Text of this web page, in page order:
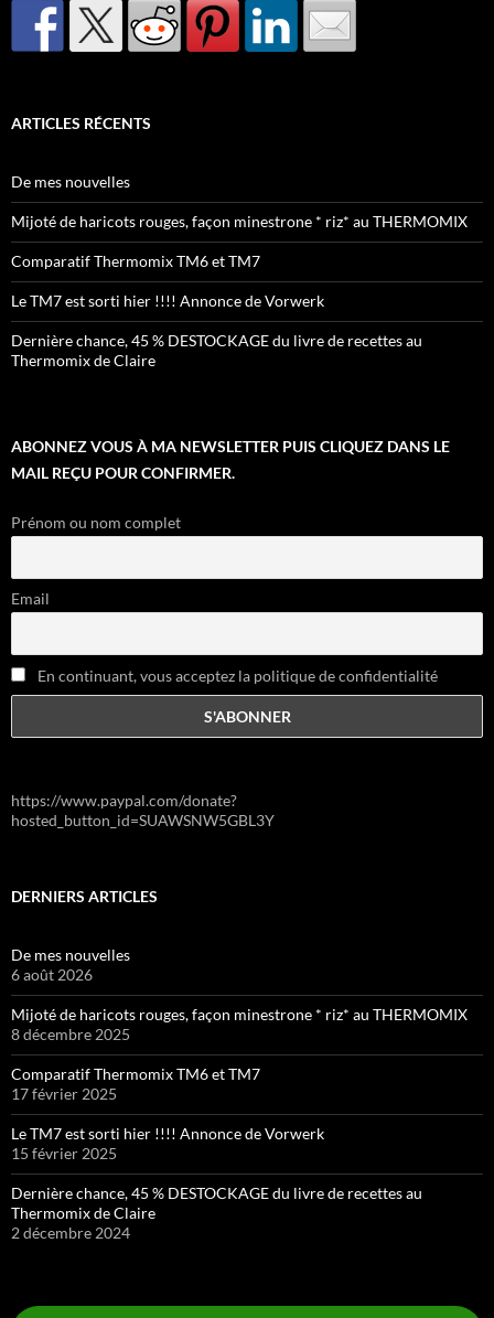
ARTICLES RÉCENTS
De mes nouvelles
Mijoté de haricots rouges, façon minestrone * riz* au THERMOMIX
Comparatif Thermomix TM6 et TM7
Le TM7 est sorti hier !!!! Annonce de Vorwerk
Dernière chance, 45 % DESTOCKAGE du livre de recettes au
Thermomix de Claire
ABONNEZ VOUS À MA NEWSLETTER PUIS CLIQUEZ DANS LE
MAIL REÇU POUR CONFIRMER.
Prénom ou nom complet
Email
En continuant, vous acceptez la politique de confidentialité
https://www.paypal.com/donate?
hosted_button_id=SUAWSNW5GBL3Y
DERNIERS ARTICLES
De mes nouvelles
6 août 2026
Mijoté de haricots rouges, façon minestrone * riz* au THERMOMIX
8 décembre 2025
Comparatif Thermomix TM6 et TM7
17 février 2025
Le TM7 est sorti hier !!!! Annonce de Vorwerk
15 février 2025
Dernière chance, 45 % DESTOCKAGE du livre de recettes au
Thermomix de Claire
2 décembre 2024